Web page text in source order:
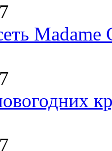
Madame